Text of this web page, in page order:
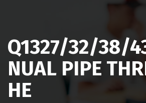
Q1327/32/38/
NUAL PIPE
HE